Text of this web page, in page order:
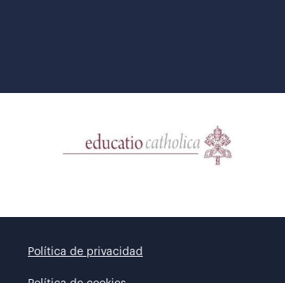
Política de privacidad